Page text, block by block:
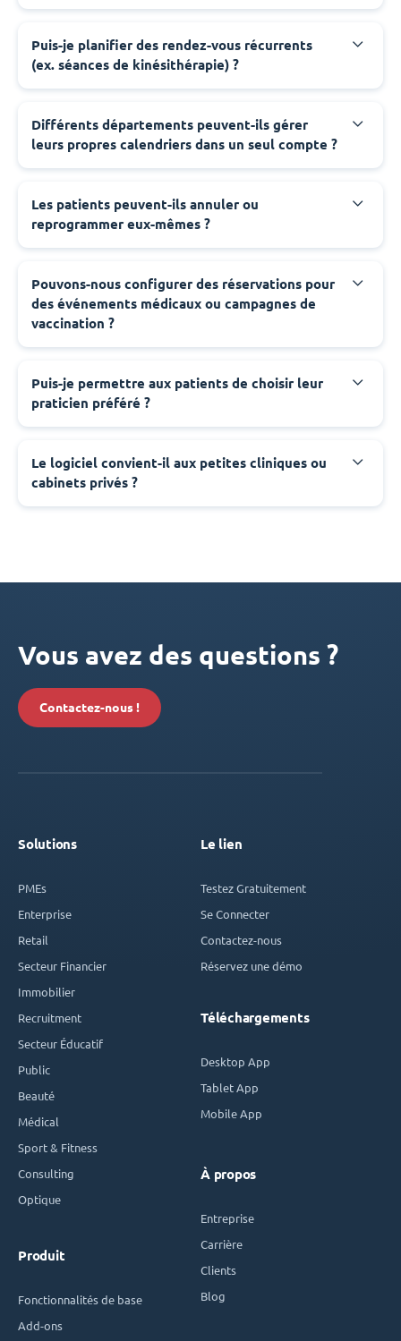
Puis-je planifier des rendez-vous récurrents
(ex. séances de kinésithérapie) ?
Différents départements peuvent-ils gérer
leurs propres calendriers dans un seul compte ?
Les patients peuvent-ils annuler ou
reprogrammer eux-mêmes ?
Pouvons-nous configurer des réservations pour
des événements médicaux ou campagnes de
vaccination ?
Puis-je permettre aux patients de choisir leur
praticien préféré ?
Le logiciel convient-il aux petites cliniques ou
cabinets privés ?
Vous avez des questions ?
Contactez-nous !
Solutions
PMEs
Enterprise
Retail
Secteur Financier
Immobilier
Recruitment
Secteur Éducatif
Public
Beauté
Médical
Sport & Fitness
Consulting
Optique
Produit
Fonctionnalités de base
Add-ons
Le lien
Testez Gratuitement
Se Connecter
Contactez-nous
Réservez une démo
Téléchargements
Desktop App
Tablet App
Mobile App
À propos
Entreprise
Carrière
Clients
Blog